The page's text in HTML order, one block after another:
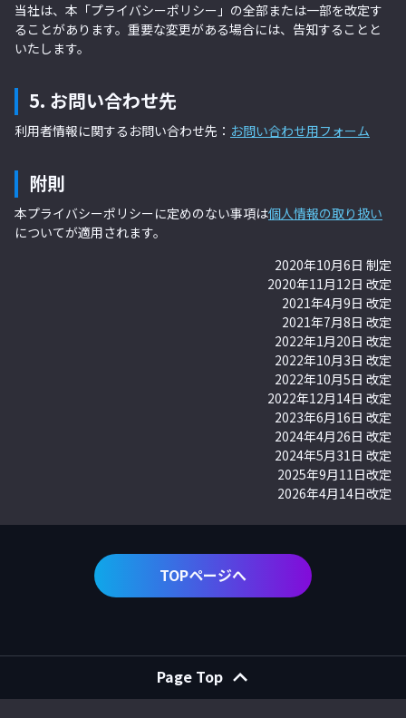
当社は、本「プライバシーポリシー」の全部または一部を改定す
ることがあります。重要な変更がある場合には、告知することと
いたします。
5. お問い合わせ先
利用者情報に関するお問い合わせ先： お問い合わせ用フォーム
附則
本プライバシーポリシーに定めのない事項は個人情報の取り扱い
についてが適用されます。
2020年10月6日 制定
2020年11月12日 改定
2021年4月9日 改定
2021年7月8日 改定
2022年1月20日 改定
2022年10月3日 改定
2022年10月5日 改定
2022年12月14日 改定
2023年6月16日 改定
2024年4月26日 改定
2024年5月31日 改定
2025年9月11日改定
2026年4月14日改定
TOPページへ
Page Top